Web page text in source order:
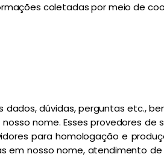
coletadas por meio de
dúvidas, perguntas etc.,
nome. Esses provedores de
para homologação e
nosso nome, atendimento